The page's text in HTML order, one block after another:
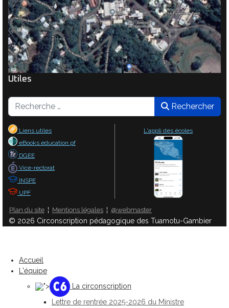
Utiles
Rechercher Rechercher
Liens utiles
L'appli des écoles
eBooks.education.pf
DGEE
Vice-rectorat
INSPE
UPF
Plan du site ¦ Mentions légales ¦ @webmaster
© 2026 Circonscription pédagogique des Tuamotu-Gambier
Accueil
L'équipe
">
La circonscription
Lettre de rentrée 2025-2026 du Ministre